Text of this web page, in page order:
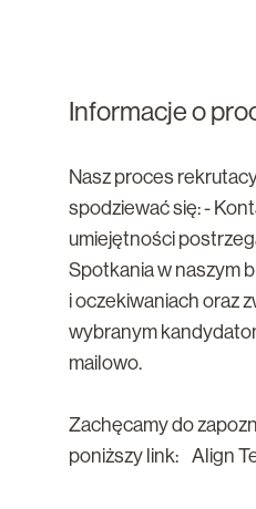
Informacje o
Nasz proces
spodziewać się: -
umiejętności
Spotkania w naszym
i oczekiwaniach oraz
wybranym
mailowo.
Zachęcamy do
poniższy link: Align